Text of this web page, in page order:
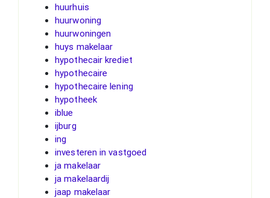
huurhuis
huurwoning
huurwoningen
huys makelaar
hypothecair krediet
hypothecaire
hypothecaire lening
hypotheek
iblue
ijburg
ing
investeren in vastgoed
ja makelaar
ja makelaardij
jaap makelaar